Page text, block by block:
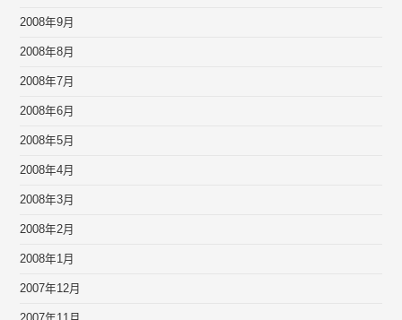
2008年9月
2008年8月
2008年7月
2008年6月
2008年5月
2008年4月
2008年3月
2008年2月
2008年1月
2007年12月